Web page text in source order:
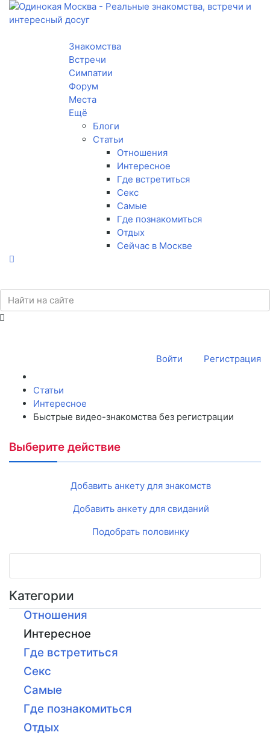
Toggle navigation
Знакомства
Встречи
Симпатии
Форум
Места
Ещё
Блоги
Статьи
Отношения
Интересное
Где встретиться
Секс
Самые
Где познакомиться
Отдых
Сейчас в Москве
Войти Регистрация
Статьи
Интересное
Быстрые видео-знакомства без регистрации
Выберите действие
Добавить анкету для знакомств
Добавить анкету для свиданий
Подобрать половинку
Категории
Отношения
Интересное
Где встретиться
Секс
Самые
Где познакомиться
Отдых